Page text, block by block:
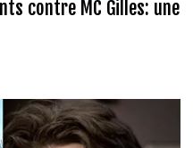
contre MC Gilles: une